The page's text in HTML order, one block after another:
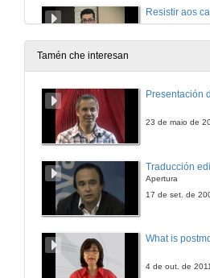
15 de feb. de
15 de feb. de
Tamén che interesan
Presentación
23 de maio de
Apertura
17 de set. de
What is
4 de out. de 2011